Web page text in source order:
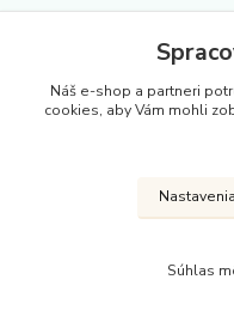
Náš e-shop a partneri
cookies, aby Vám mohli
Nastavenia
Súhlas